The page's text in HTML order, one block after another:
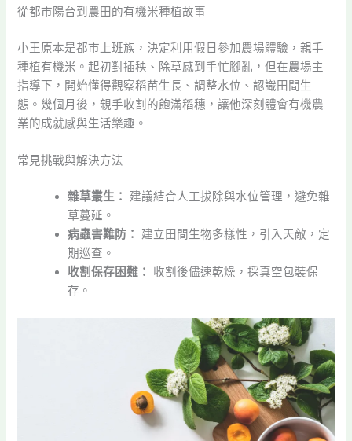
從都市陽台到農田的有機米種植故事
小王原本是都市上班族，決定利用假日參加農場體驗，親手
種植有機米。起初對插秧、除草感到手忙腳亂，但在農場主
指導下，開始懂得觀察稻苗生長、調整水位、認識田間生
態。幾個月後，親手收割的飽滿稻穗，讓他深刻體會有機農
業的成就感與生活樂趣。
常見挑戰與解決方法
雜草叢生：
建議結合人工拔除與水位管理，避免雜
草蔓延。
病蟲害難防：
建立田間生物多樣性，引入天敵，定
期巡查。
收割保存困難：
收割後儘速乾燥，採真空包裝保
存。